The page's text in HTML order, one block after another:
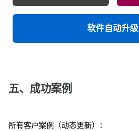
软件自动升级
五、成功案例
所有客户案例（动态更新）：